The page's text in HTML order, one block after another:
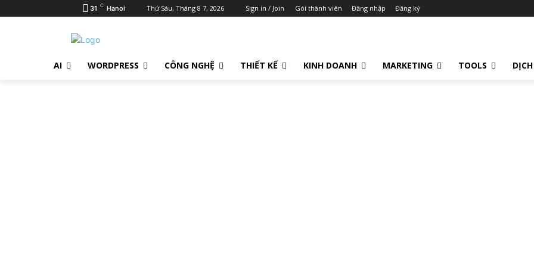
31 C Hanoi Thứ Sáu, Tháng 8 7, 2026 Sign in / Join Gói thành viên Đăng nhập Đăng ký
AI WORDPRESS CÔNG NGHỆ THIẾT KẾ KINH DOANH MARKETING TOOLS